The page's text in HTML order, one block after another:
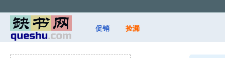
促销 捡漏